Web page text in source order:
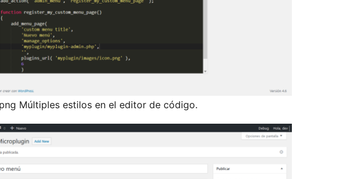
Múltiples estilos en el editor de código.